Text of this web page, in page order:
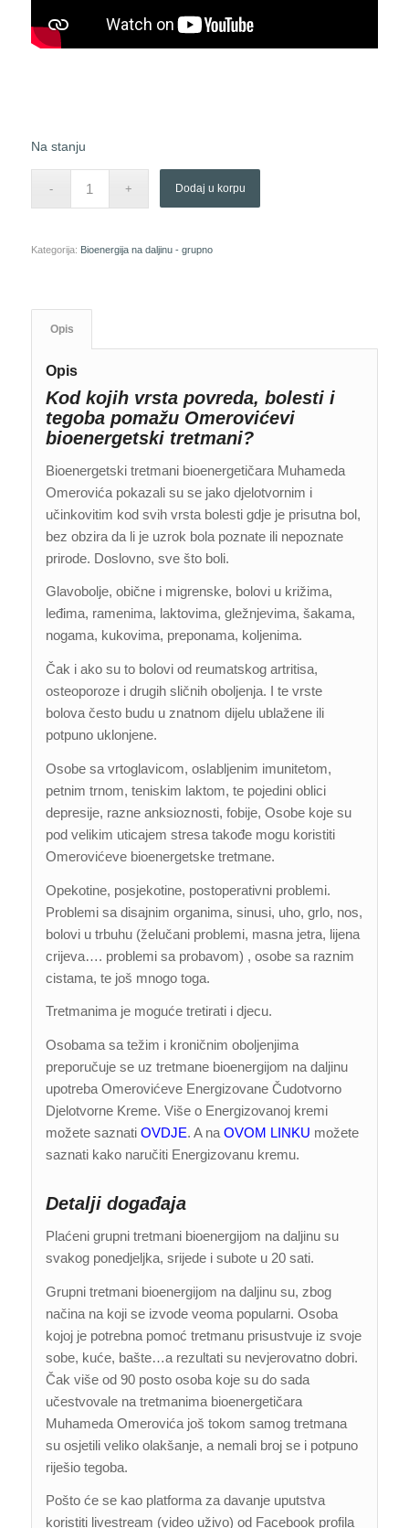
Na stanju
Dodaj u korpu
Kategorija: Bioenergija na daljinu - grupno
Opis
Opis
Kod kojih vrsta povreda, bolesti i
tegoba pomažu Omerovićevi
bioenergetski tretmani?
Bioenergetski tretmani bioenergetičara Muhameda
Omerovića pokazali su se jako djelotvornim i
učinkovitim kod svih vrsta bolesti gdje je prisutna bol,
bez obzira da li je uzrok bola poznate ili nepoznate
prirode. Doslovno, sve što boli.
Glavobolje, obične i migrenske, bolovi u križima,
leđima, ramenima, laktovima, gležnjevima, šakama,
nogama, kukovima, preponama, koljenima.
Čak i ako su to bolovi od reumatskog artritisa,
osteoporoze i drugih sličnih oboljenja. I te vrste
bolova često budu u znatnom dijelu ublažene ili
potpuno uklonjene.
Osobe sa vrtoglavicom, oslabljenim imunitetom,
petnim trnom, teniskim laktom, te pojedini oblici
depresije, razne anksioznosti, fobije, Osobe koje su
pod velikim uticajem stresa takođe mogu koristiti
Omerovićeve bioenergetske tretmane.
Opekotine, posjekotine, postoperativni problemi.
Problemi sa disajnim organima, sinusi, uho, grlo, nos,
bolovi u trbuhu (želučani problemi, masna jetra, lijena
crijeva…. problemi sa probavom) , osobe sa raznim
cistama, te još mnogo toga.
Tretmanima je moguće tretirati i djecu.
Osobama sa težim i kroničnim oboljenjima
preporučuje se uz tretmane bioenergijom na daljinu
upotreba Omerovićeve Energizovane Čudotvorno
Djelotvorne Kreme. Više o Energizovanoj kremi
možete saznati OVDJE. A na OVOM LINKU možete
saznati kako naručiti Energizovanu kremu.
Detalji događaja
Plaćeni grupni tretmani bioenergijom na daljinu su
svakog ponedjeljka, srijede i subote u 20 sati.
Grupni tretmani bioenergijom na daljinu su, zbog
načina na koji se izvode veoma popularni. Osoba
kojoj je potrebna pomoć tretmanu prisustvuje iz svoje
sobe, kuće, bašte…a rezultati su nevjerovatno dobri.
Čak više od 90 posto osoba koje su do sada
učestvovale na tretmanima bioenergetičara
Muhameda Omerovića još tokom samog tretmana
su osjetili veliko olakšanje, a nemali broj se i potpuno
riješio tegoba.
Pošto će se kao platforma za davanje uputstva
koristiti livestream (video uživo) od Facebook profila